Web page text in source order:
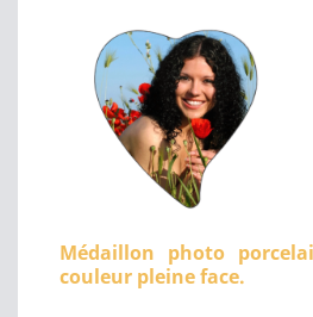
Médaillon photo
couleur pleine face.